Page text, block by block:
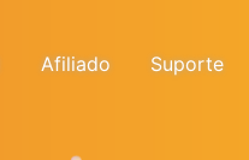
Afiliado Suporte